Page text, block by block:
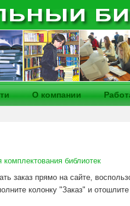
О компании
библиотек
заказ прямо на сайте,
колонку "Заказ" и